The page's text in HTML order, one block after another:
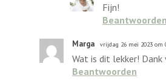
Fijn!
Beantwoorden
Marga vrijdag 26 mei 2023 om
Wat is dit lekker!
Beantwoorden